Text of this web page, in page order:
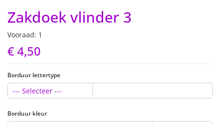
Zakdoek vlinder 3
Vooraad: 1
€ 4,50
Borduur lettertype
--- Selecteer ---
Borduur kleur